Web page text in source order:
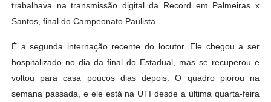
trabalhava na transmissão digital da Record em Palmeiras x
Santos, final do Campeonato Paulista.
É a segunda internação recente do locutor. Ele chegou a ser
hospitalizado no dia da final do Estadual, mas se recuperou e
voltou para casa poucos dias depois. O quadro piorou na
semana passada, e ele está na UTI desde a última quarta-feira